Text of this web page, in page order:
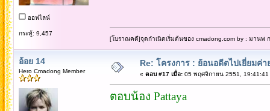
ออฟไลน์
กระทู้: 9,457
[โบราณคดี]จุดกำเนิดเริ่มต้นของ cmadong.com by : มานพ
อ้อย 14
Hero Cmadong Member
Re: โครงการ : ย้อนอดีตไปเยี่ยมค่
« ตอบ #17 เมื่อ:05 พฤศจิกายน 2551, 19:41:41
ตอบน้อง Pattaya